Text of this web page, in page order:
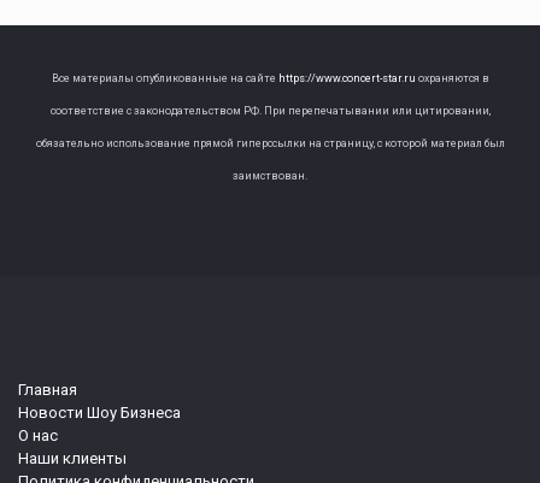
Все материалы опубликованные на сайте https://www.concert-star.ru охраняются в
соответствие с законодательством РФ. При перепечатывании или цитировании,
обязательно использование прямой гиперссылки на страницу, с которой материал был
заимствован.
Главная
Новости Шоу Бизнеса
О нас
Наши клиенты